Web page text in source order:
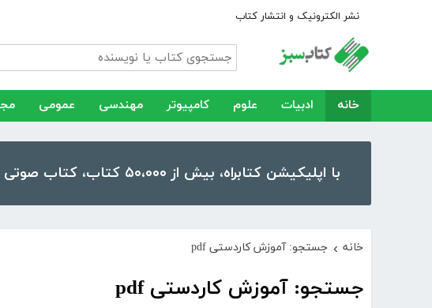
نشر الکترونیک و انتشار کتاب
خانه ادبیات علوم کامپیوتر مهندسی عمومی
با اپلیکیشن کتابراه، بیش از ۵۰،۰۰۰ کتاب، کتاب صوتی و رمان را در موبایل و تبلت خود داشته باشید!
خانه › جستجو: آموزش کاردستی pdf
جستجو: آموزش کاردستی pdf